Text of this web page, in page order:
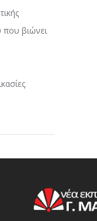
που βιώνει